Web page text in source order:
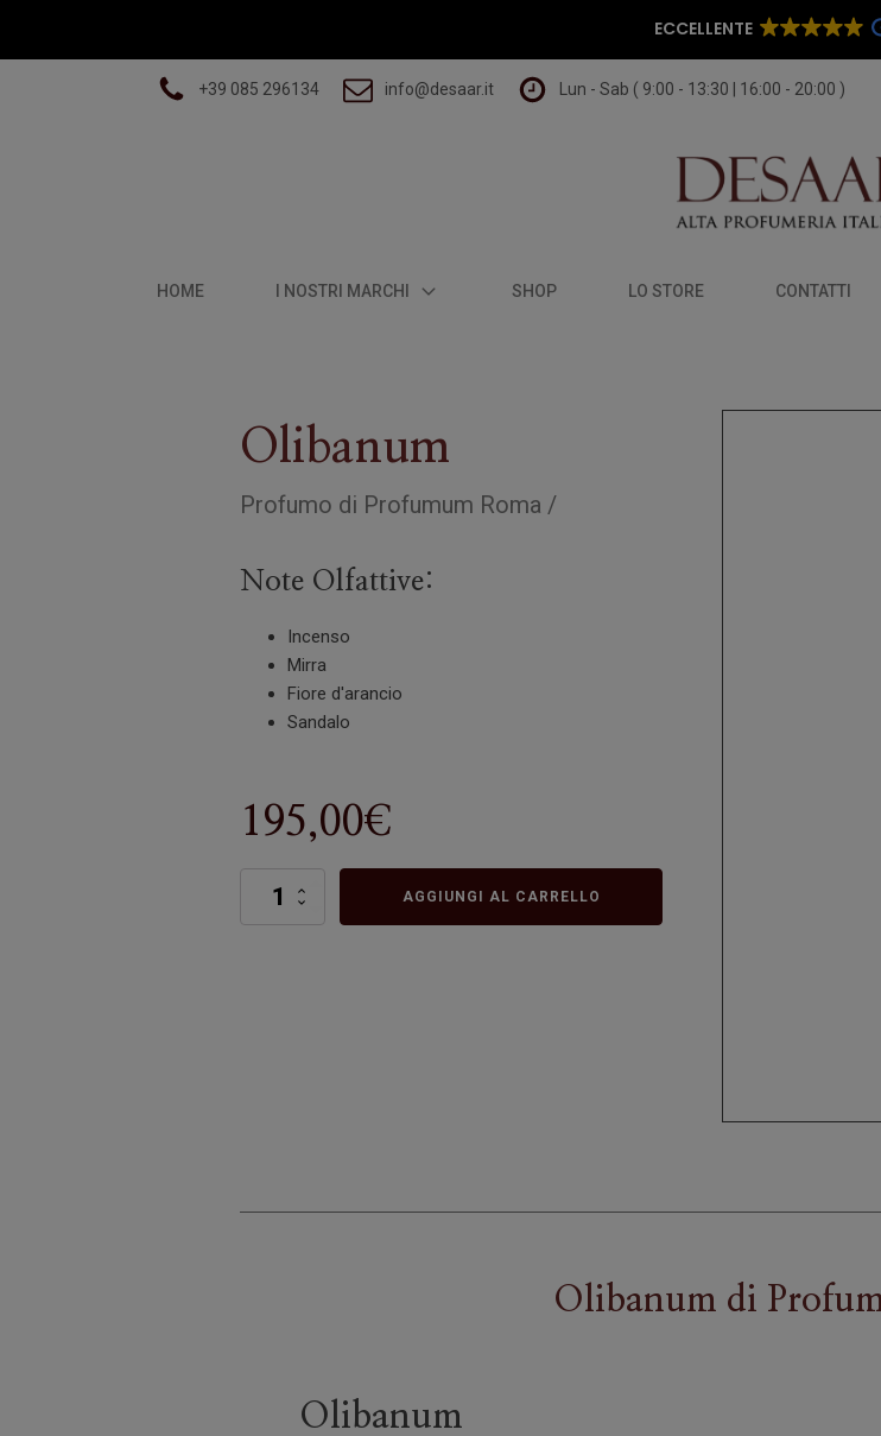
ECCELLENTE
+39 085 296134 info@desaar.it Lun - Sab ( 9:00 - 13:30 | 16:00 - 20:00 )
HOME I NOSTRI MARCHI SHOP LO STORE CONTATTI
Olibanum
Profumo di Profumum Roma /
Note Olfattive:
Incenso
Mirra
Fiore d'arancio
Sandalo
195,00€
Olibanum
AGGIUNGI AL CARRELLO
Olibanum di
Olibanum